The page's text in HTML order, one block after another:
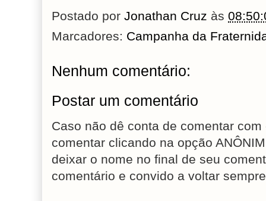
Postado por Jonathan Cruz às
Marcadores: Campanha da
Nenhum comentário:
Postar um comentário
Caso não dê conta de comentar
comentar clicando na opção
deixar o nome no final de seu
comentário e convido a voltar